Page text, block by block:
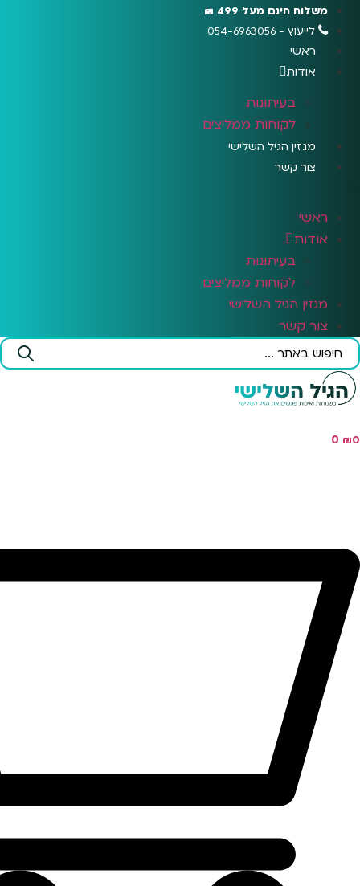
לתוכן
משלוח חינם מעל 499 ₪
לייעוץ - 054-6963056
ראשי
אודות
בעיתונות
לקוחות ממליצים
מגזין הגיל השלישי
צור קשר
ראשי
אודות
בעיתונות
לקוחות ממליצים
מגזין הגיל השלישי
צור קשר
Search
...
₪0
0